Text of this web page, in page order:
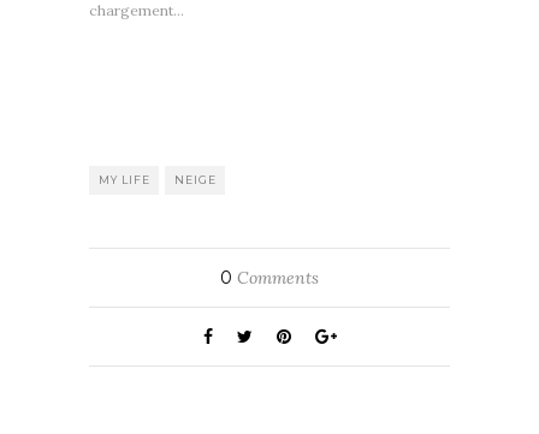
chargement…
MY LIFE NEIGE
0 Comments